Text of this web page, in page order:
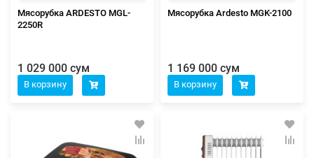
Мясорубка ARDESTO MGL-
2250R
1 029 000 сум
В корзину
Мясорубка Ardesto MGK-2100
1 169 000 сум
В корзину